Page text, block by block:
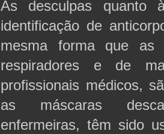
As desculpas
identificação de
mesma forma que
respiradores e de
profissionais médicos,
as máscaras
enfermeiras, têm sido